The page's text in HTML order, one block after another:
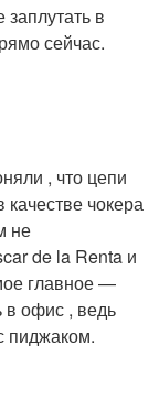
в
сейчас.
, что цепи
чокера
не
de la Renta и
главное —
в офис , ведь
пиджаком.